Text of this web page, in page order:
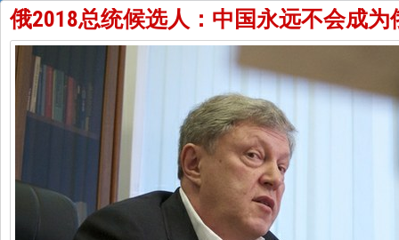
俄2018总统候选人：中国永远不会成为